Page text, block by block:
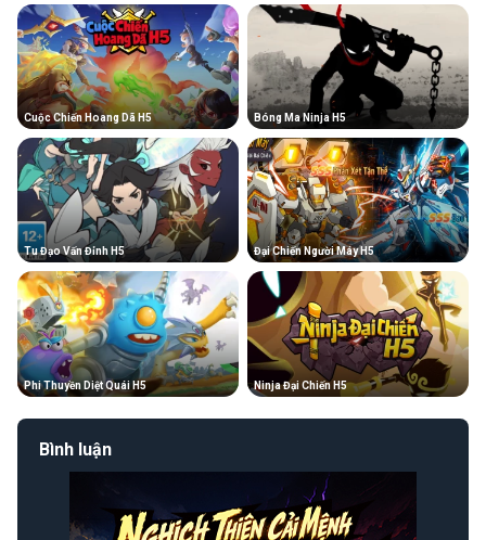
Cuộc Chiến Hoang Dã H5 Bóng Ma Ninja H5
Tu Đạo Vấn Đỉnh H5 Đại Chiến Người Máy H5
Phi Thuyền Diệt Quái H5 Ninja Đại Chiến H5
Bình luận